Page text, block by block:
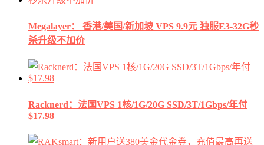
Megalayer： 香港/美国/新加坡 VPS 9.9元 独服E3-32G秒
杀升级不加价
Racknerd：法国VPS 1核/1G/20G SSD/3T/1Gbps/年付
$17.98